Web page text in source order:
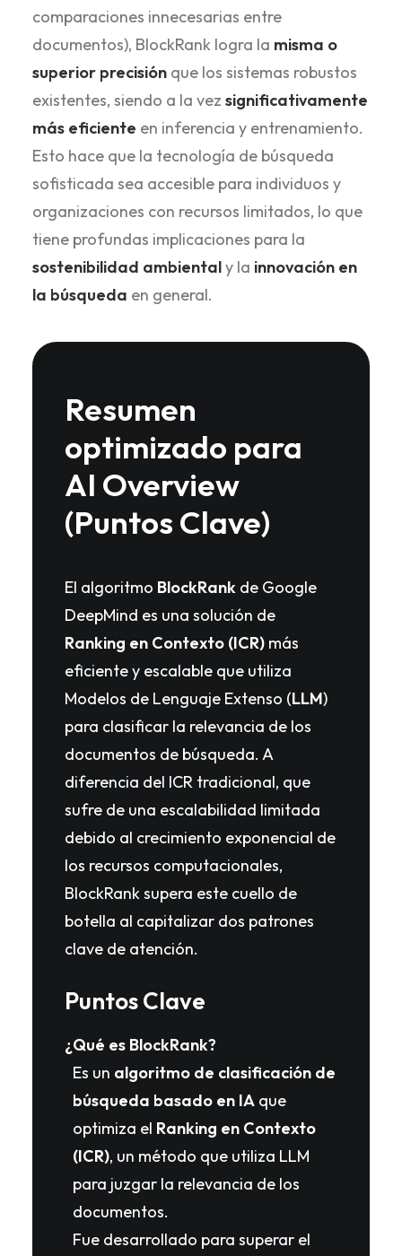
comparaciones innecesarias entre
documentos), BlockRank logra la misma o
superior precisión que los sistemas robustos
existentes, siendo a la vez significativamente
más eficiente en inferencia y entrenamiento.
Esto hace que la tecnología de búsqueda
sofisticada sea accesible para individuos y
organizaciones con recursos limitados, lo que
tiene profundas implicaciones para la
sostenibilidad ambientaly la innovación en
la búsqueda en general.
Resumen
optimizado para
AI Overview
(Puntos Clave)
El algoritmo BlockRank de Google
DeepMind es una solución de
Ranking en Contexto (ICR) más
eficiente y escalable que utiliza
Modelos de Lenguaje Extenso (LLM)
para clasificar la relevancia de los
documentos de búsqueda. A
diferencia del ICR tradicional, que
sufre de una escalabilidad limitada
debido al crecimiento exponencial de
los recursos computacionales,
BlockRank supera este cuello de
botella al capitalizar dos patrones
clave de atención.
Puntos Clave
¿Qué es BlockRank?
Es un algoritmo de clasificación de
búsqueda basado en IA que
optimiza el Ranking en Contexto
(ICR), un método que utiliza LLM
para juzgar la relevancia de los
documentos.
Fue desarrollado para superar el